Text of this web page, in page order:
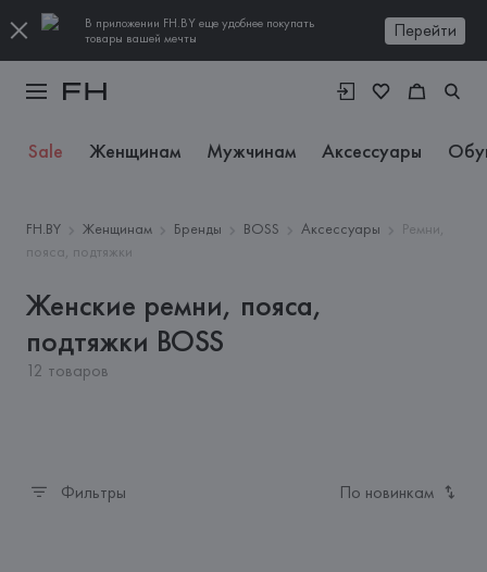
В приложении FH.BY еще удобнее покупать
товары вашей мечты
Перейти
Sale Женщинам Мужчинам Аксессуары
FH.BY Женщинам Бренды BOSS Аксессуары
Ремни,
пояса, подтяжки
Женские ремни, пояса,
подтяжки BOSS
12 товаров
Фильтры По новинкам